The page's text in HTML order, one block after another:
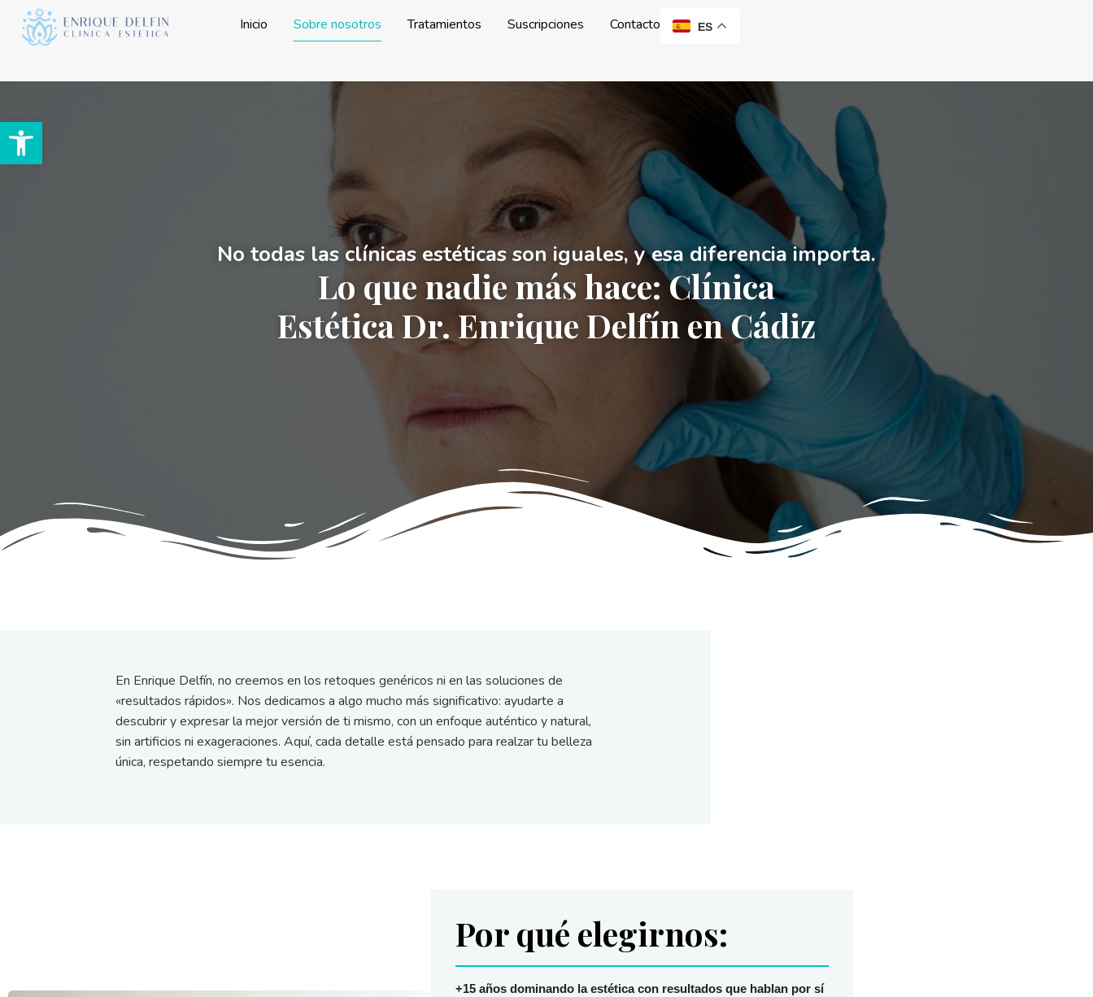
Abrir barra de herramientas
Inicio Sobre nosotros Tratamientos Suscripciones Contacto ES
No todas las clínicas estéticas son iguales, y esa diferencia importa.
Lo que nadie más hace: Clínica
Estética Dr. Enrique Delfín en Cádiz
En Enrique Delfín, no creemos en los retoques genéricos ni en las soluciones de
«resultados rápidos». Nos dedicamos a algo mucho más significativo: ayudarte a
descubrir y expresar la mejor versión de ti mismo, con un enfoque auténtico y natural,
sin artificios ni exageraciones. Aquí, cada detalle está pensado para realzar tu belleza
única, respetando siempre tu esencia.
Por qué elegirnos:
+15 años dominando la estética con resultados que hablan por sí